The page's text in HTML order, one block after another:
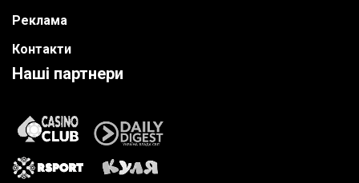
Реклама
Контакти
Наші партнери